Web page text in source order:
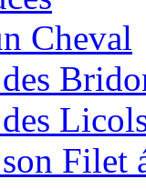
Cheval
Filet